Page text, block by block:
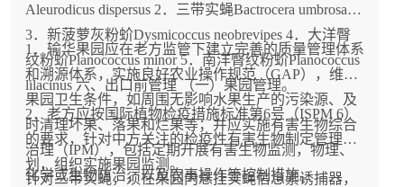
Aleurodicus dispersus 2．三带实蝇Bactrocera umbrosa
3．新菠萝灰粉蚧Dysmicoccus neobrevipes 4．大洋臀
纹粉蚧Planococcus minor 5．南洋臀纹粉蚧Planococcus
lilacinus 六、出口前管理 （一）果园管理。
1．输华果园应在老方监管下建立完善的质量管理体系
和溯源体系，实施良好农业操作规范（GAP），维持
果园卫生条件，如周围无影响水果生产的污染源、及
时清理坏果、落果和烂果等；并应实施有害生物综合
治理（IPM），包括定期开展有害生物监测，物理、
化学或生物防治，以及农事操作等控制措施。
2．老方应按国际植物检疫措施标准第6号（ISPM 6）
的要求，针对中方关注的检疫性有害生物制定管理计
划，组织实施果园监测。
针对三带实蝇，须在果园内悬挂实蝇信息素诱捕器，